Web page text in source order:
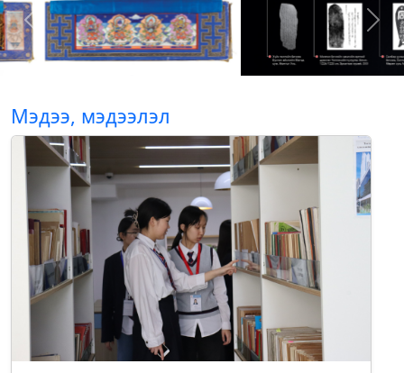
Previous Next
Мэдээ, мэдээлэл